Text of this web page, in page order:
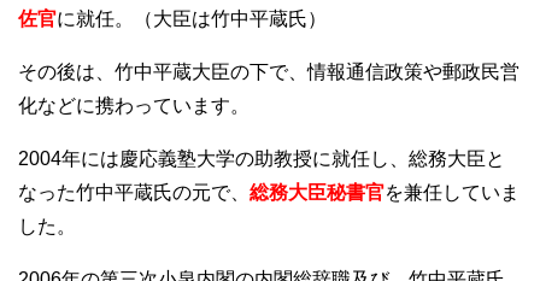
佐官に就任。（大臣は竹中平蔵氏）
その後は、竹中平蔵大臣の下で、情報通信政策や郵政民営
化などに携わっています。
2004年には慶応義塾大学の助教授に就任し、総務大臣と
なった竹中平蔵氏の元で、 総務大臣秘書官を兼任していま
した。